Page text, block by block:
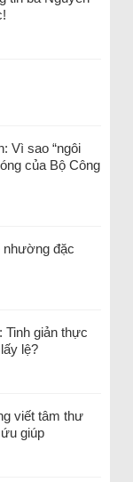
Vì sao “ngôi
của Bộ Công
đặc
Tinh giản thực
lệ?
viết tâm thư
giúp